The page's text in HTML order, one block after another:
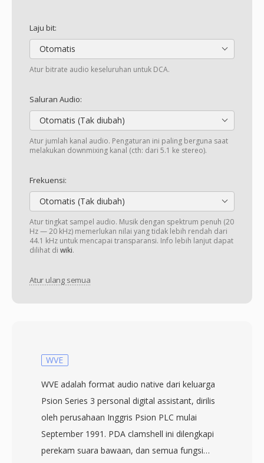
Laju bit:
Otomatis
Atur bitrate audio keseluruhan untuk DCA.
Saluran Audio:
Otomatis (Tak diubah)
Atur jumlah kanal audio. Pengaturan ini paling berguna saat
melakukan downmixing kanal (cth: dari 5.1 ke stereo).
Frekuensi:
Otomatis (Tak diubah)
Atur tingkat sampel audio. Musik dengan spektrum penuh (20
Hz — 20 kHz) memerlukan nilai yang tidak lebih rendah dari
44.1 kHz untuk mencapai transparansi. Info lebih lanjut dapat
dilihat di wiki.
Atur ulang semua
WVE
WVE adalah format audio native dari keluarga
Psion Series 3 personal digital assistant, dirilis
oleh perusahaan Inggris Psion PLC mulai
September 1991. PDA clamshell ini dilengkapi
perekam suara bawaan, dan semua fungsi